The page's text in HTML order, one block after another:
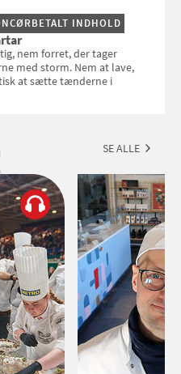
INDHOLD
nem forret, der tager
med storm. Nem at lave,
at sætte tænderne i
SE ALLE